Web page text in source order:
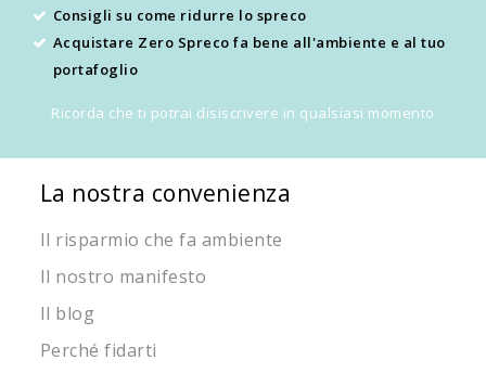
Consigli su come ridurre lo spreco
Acquistare Zero Spreco fa bene all'ambiente e al tuo
portafoglio
Ricorda che ti potrai disiscrivere in qualsiasi momento
La nostra convenienza
Il risparmio che fa ambiente
Il nostro manifesto
Il blog
Perché fidarti